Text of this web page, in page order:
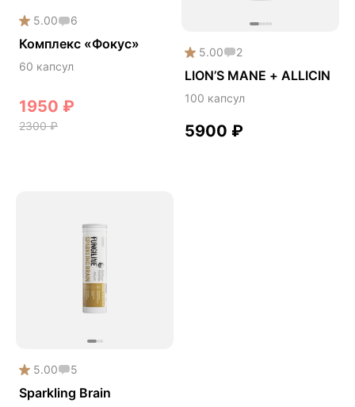
Сердце и сосуды
Снижение веса
Снижение давления
Снижение холестерина
Чистая кожа
Шлемник байкальский
Энергия и выносливость
5.00 6
Комплекс «Фокус»
60 капсул
1950 ₽
2300₽
5.00 2
LION’S MANE + ALLICIN
100 капсул
5900 ₽
5.00 5
Sparkling Brain